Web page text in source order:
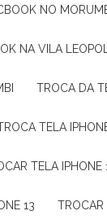
NO
NA VILA
TROCA DA
TROCA TELA
TELA
13